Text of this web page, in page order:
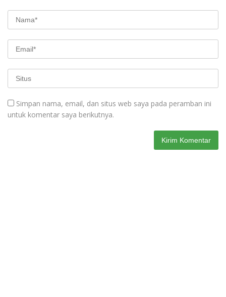
Simpan nama, email, dan situs web saya pada peramban ini
untuk komentar saya berikutnya.